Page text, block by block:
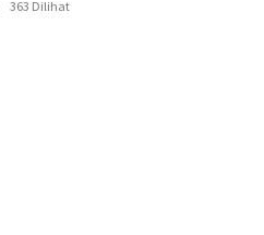
363 Dilihat